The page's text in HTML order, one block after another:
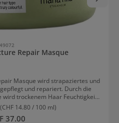
49072
Repair Masque
Masque wird strapaziertes und
und repariert. Durch die
trockenem Haar Feuchtigkeit
von innen heraus gestärkt. Die
den Farbschutz Komplex die
durch UV-Strahlung oder
(CHF 14.80 / 100 ml)
Preis:
37.00